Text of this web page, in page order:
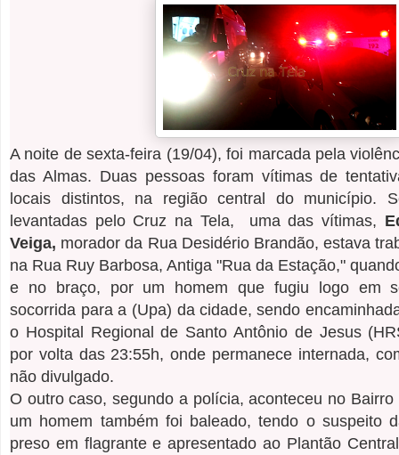
A noite de sexta-feira (19/04), foi marcada pela
das Almas. Duas pessoas foram vítimas de
locais distintos, na região central do município.
levantadas pelo Cruz na Tela, uma das vítimas,
Veiga, morador da Rua Desidério Brandão, estava
na Rua Ruy Barbosa, Antiga "Rua da Estação,"
e no braço, por um homem que fugiu logo em
socorrida para a (Upa) da cidade, sendo
o Hospital Regional de Santo Antônio de Jesus
por volta das 23:55h, onde permanece internada,
não divulgado.
O outro caso, segundo a polícia, aconteceu no
um homem também foi baleado, tendo o suspeito
preso em flagrante e apresentado ao Plantão